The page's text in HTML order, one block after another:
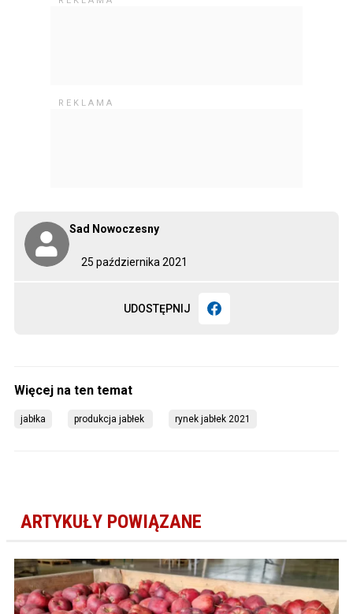
25 października 2021
Sad Nowoczesny
UDOSTĘPNIJ
jabłka produkcja jabłek rynek jabłek 2021
ARTYKUŁY POWIĄZANE